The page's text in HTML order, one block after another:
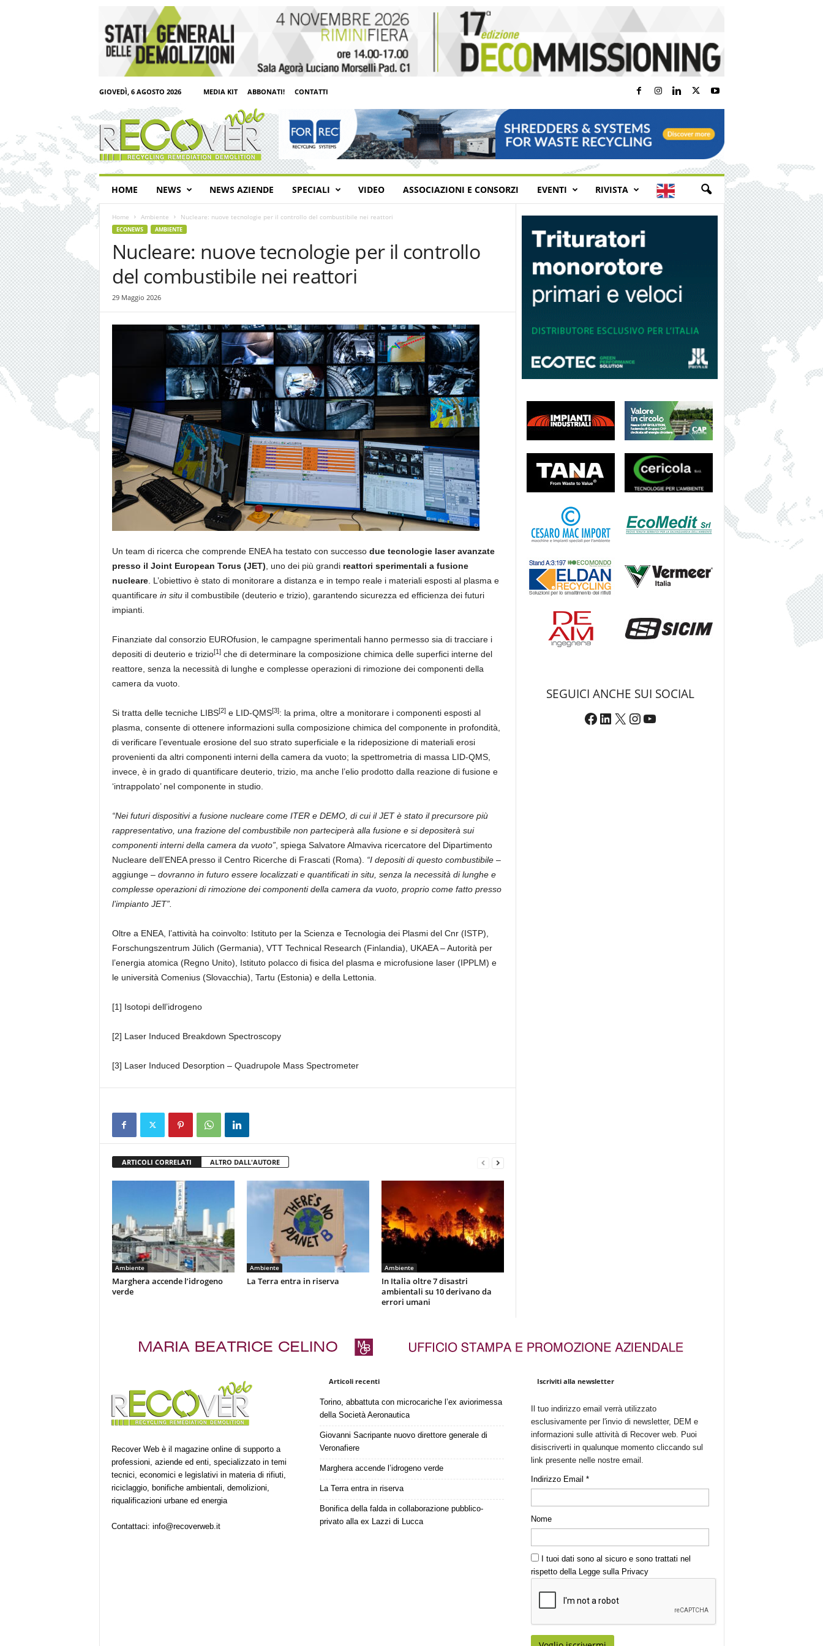
GIOVEDÌ, 6 AGOSTO 2026 MEDIA KIT ABBONATI!
CONTATTI
e
c
o
v
e
HOME NEWS NEWS AZIENDE SPECIALI VIDEO ASSOCIAZIONI E CONSORZI EVENTI RIVISTA E
N
I
N
E
W
Home Ambiente Nucleare: nuove tecnologie per il controllo del combustibile nei reattori
ECONEWS AMBIENTE
Nucleare: nuove tecnologie per il controllo
del combustibile nei reattori
29 Maggio 2026
Un team di ricerca che comprende ENEA ha testato con successo due tecnologie laser avanzate
presso il Joint European Torus (JET) , uno dei più grandi reattori sperimentali a fusione
nucleare. L’obiettivo è stato di monitorare a distanza e in tempo reale i materiali esposti al plasma e
quantificare in situil combustibile (deuterio e trizio), garantendo sicurezza ed efficienza dei futuri
impianti.
Finanziate dal consorzio EUROfusion, le campagne sperimentali hanno permesso sia di tracciare i
depositi di deuterio e trizio[1]che di determinare la composizione chimica delle superfici interne del
reattore, senza la necessità di lunghe e complesse operazioni di rimozione dei componenti della
camera da vuoto.
Si tratta delle tecniche LIBS[2]e LID-QMS[3]: la prima, oltre a monitorare i componenti esposti al
plasma, consente di ottenere informazioni sulla composizione chimica del componente in profondità,
di verificare l’eventuale erosione del suo strato superficiale e la rideposizione di materiali erosi
provenienti da altri componenti interni della camera da vuoto; la spettrometria di massa LID-QMS,
invece, è in grado di quantificare deuterio, trizio, ma anche l’elio prodotto dalla reazione di fusione e
‘intrappolato’ nel componente in studio.
“Nei futuri dispositivi a fusione nucleare come ITER e DEMO, di cui il JET è stato il precursore più
rappresentativo, una frazione del combustibile non parteciperà alla fusione e si depositerà sui
componenti interni della camera da vuoto”, spiega Salvatore Almaviva ricercatore del Dipartimento
Nucleare dell’ENEA presso il Centro Ricerche di Frascati (Roma). “I depositi di questo combustibile –
aggiunge – dovranno in futuro essere localizzati e quantificati in situ, senza la necessità di lunghe e
complesse operazioni di rimozione dei componenti della camera da vuoto, proprio come fatto presso
l’impianto JET”.
Oltre a ENEA, l’attività ha coinvolto: Istituto per la Scienza e Tecnologia dei Plasmi del Cnr (ISTP),
Forschungszentrum Jülich (Germania), VTT Technical Research (Finlandia), UKAEA – Autorità per
l’energia atomica (Regno Unito), Istituto polacco di fisica del plasma e microfusione laser (IPPLM) e
le università Comenius (Slovacchia), Tartu (Estonia) e della Lettonia.
[1] Isotopi dell’idrogeno
[2] Laser Induced Breakdown Spectroscopy
[3] Laser Induced Desorption – Quadrupole Mass Spectrometer
ARTICOLI CORRELATI ALTRO DALL'AUTORE
Ambiente
Marghera accende l’idrogeno
verde
Ambiente
La Terra entra in riserva
Ambiente
In Italia oltre 7 disastri
ambientali su 10 derivano da
errori umani
SEGUICI ANCHE SUI SOCIAL
Facebook
LinkedIn
X Instagram
YouTube
Recover Web è il magazine online di supporto a
professioni, aziende ed enti, specializzato in temi
tecnici, economici e legislativi in materia di rifiuti,
riciclaggio, bonifiche ambientali, demolizioni,
riqualificazioni urbane ed energia
Contattaci: info@recoverweb.it
Articoli recenti
Torino, abbattuta con microcariche l’ex aviorimessa
della Società Aeronautica
Giovanni Sacripante nuovo direttore generale di
Veronafiere
Marghera accende l’idrogeno verde
La Terra entra in riserva
Bonifica della falda in collaborazione pubblico-
privato alla ex Lazzi di Lucca
Iscriviti alla newsletter
Il tuo indirizzo email verrà utilizzato
esclusivamente per l'invio di newsletter, DEM e
informazioni sulle attività di Recover web. Puoi
disiscriverti in qualunque momento cliccando sul
link presente nelle nostre email.
Indirizzo Email *
Nome
I tuoi dati sono al sicuro e sono trattati nel
rispetto della Legge sulla Privacy